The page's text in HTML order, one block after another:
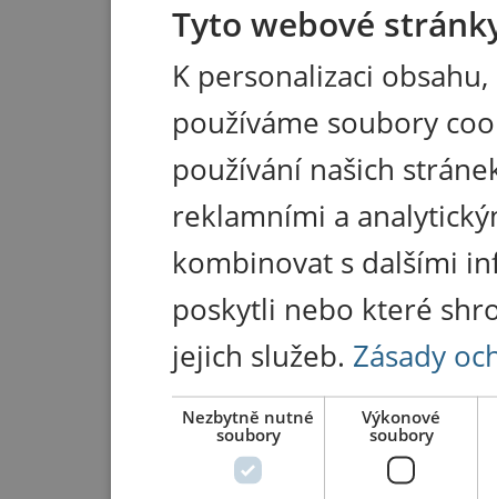
Tyto webové
K personalizaci
používáme soubory
používání našich
reklamními a
kombinovat s dalšími
poskytli nebo které
jejich služeb. Zásady
Nezbytně nutné
soubory
Výkonové
soubory